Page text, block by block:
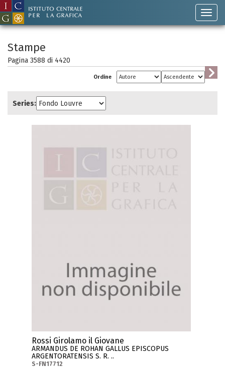
Stampe
Pagina 3588 di 4420
Ordine
Series:
Rossi Girolamo il Giovane
ARMANDUS DE ROHAN GALLUS EPISCOPUS
ARGENTORATENSIS S. R. ..
S-FN17712